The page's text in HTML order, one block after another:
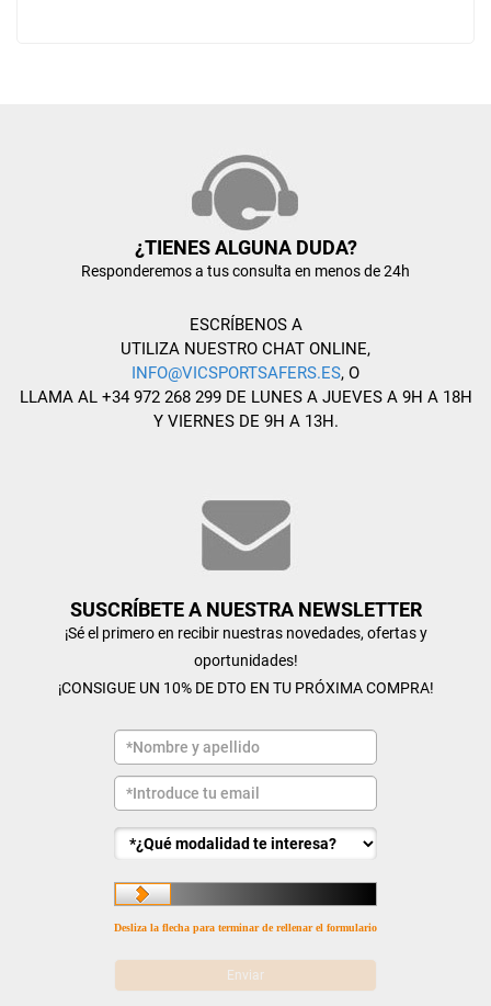
¿TIENES ALGUNA DUDA?
Responderemos a tus consulta en menos de 24h
ESCRÍBENOS A
UTILIZA NUESTRO CHAT ONLINE,
INFO@VICSPORTSAFERS.ES, O
LLAMA AL +34 972 268 299 DE LUNES A JUEVES A 9H A 18H
Y VIERNES DE 9H A 13H.
SUSCRÍBETE A NUESTRA NEWSLETTER
¡Sé el primero en recibir nuestras novedades, ofertas y
oportunidades!
¡CONSIGUE UN 10% DE DTO EN TU PRÓXIMA COMPRA!
Desliza la flecha para terminar de rellenar el formulario